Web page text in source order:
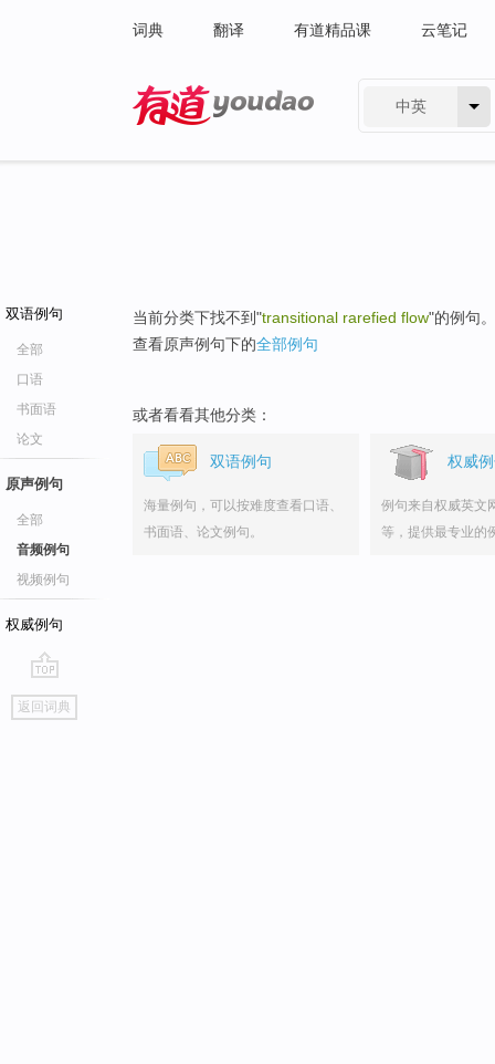
词典 翻译 有道精品课 云笔记
中英
双语例句
全部
口语
书面语
论文
原声例句
全部
音频例句
视频例句
权威例句
go
top
返回词典
当前分类下找不到"transitional rarefied flow"的例句。
查看原声例句下的全部例句
或者看看其他分类：
双语例句
海量例句，可以按难度查看口语、
书面语、论文例句。
权威
例句来自权威英文
等，提供最专业的